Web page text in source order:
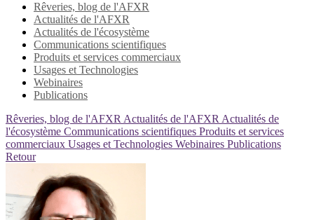
Rêveries, blog de l'AFXR
Actualités de l'AFXR
Actualités de l'écosystème
Communications scientifiques
Produits et services commerciaux
Usages et Technologies
Webinaires
Publications
Rêveries, blog de l'AFXR Actualités de l'AFXR Actualités de
l'écosystème Communications scientifiques Produits et services
commerciaux Usages et Technologies Webinaires Publications
Retour